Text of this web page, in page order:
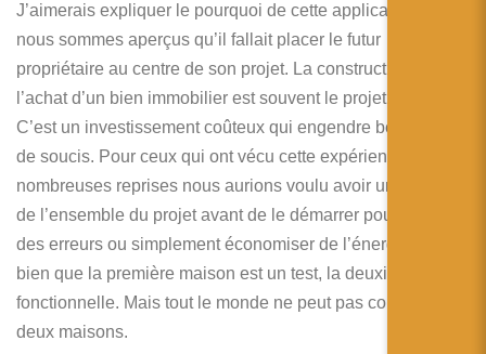
J’aimerais expliquer le pourquoi de cette application. Nous
nous sommes aperçus qu’il fallait placer le futur
propriétaire au centre de son projet. La construction ou
l’achat d’un bien immobilier est souvent le projet d’une vie.
C’est un investissement coûteux qui engendre beaucoup
de soucis. Pour ceux qui ont vécu cette expérience à de
nombreuses reprises nous aurions voulu avoir un aperçu
de l’ensemble du projet avant de le démarrer pour éviter
des erreurs ou simplement économiser de l’énergie. On dit
bien que la première maison est un test, la deuxième
fonctionnelle. Mais tout le monde ne peut pas construire
deux maisons.